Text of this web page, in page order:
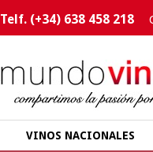
Telf. (+34) 638 458 218
VINOS NACIONALES